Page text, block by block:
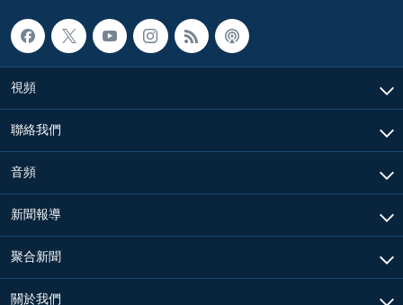
視頻
聯絡我們
音頻
新聞報導
聚合新聞
關於我們